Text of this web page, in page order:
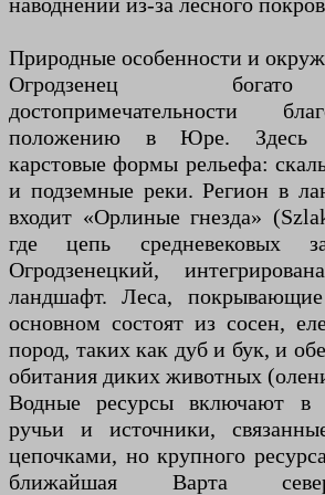
Природные особенности и
Огродзенец
достопримечательности
положению в Юре. Здесь
карстовые формы рельефа:
и подземные реки. Регион в
входит «Орлиные гнезда»
где цепь средневековых
Огродзенецкий,
ландшафт. Леса,
основном состоят из сосен,
пород, таких как дуб и бук, и
обитания диких животных
Водные ресурсы включают в
ручьи и источники,
цепочками, но крупного
ближайшая Варта